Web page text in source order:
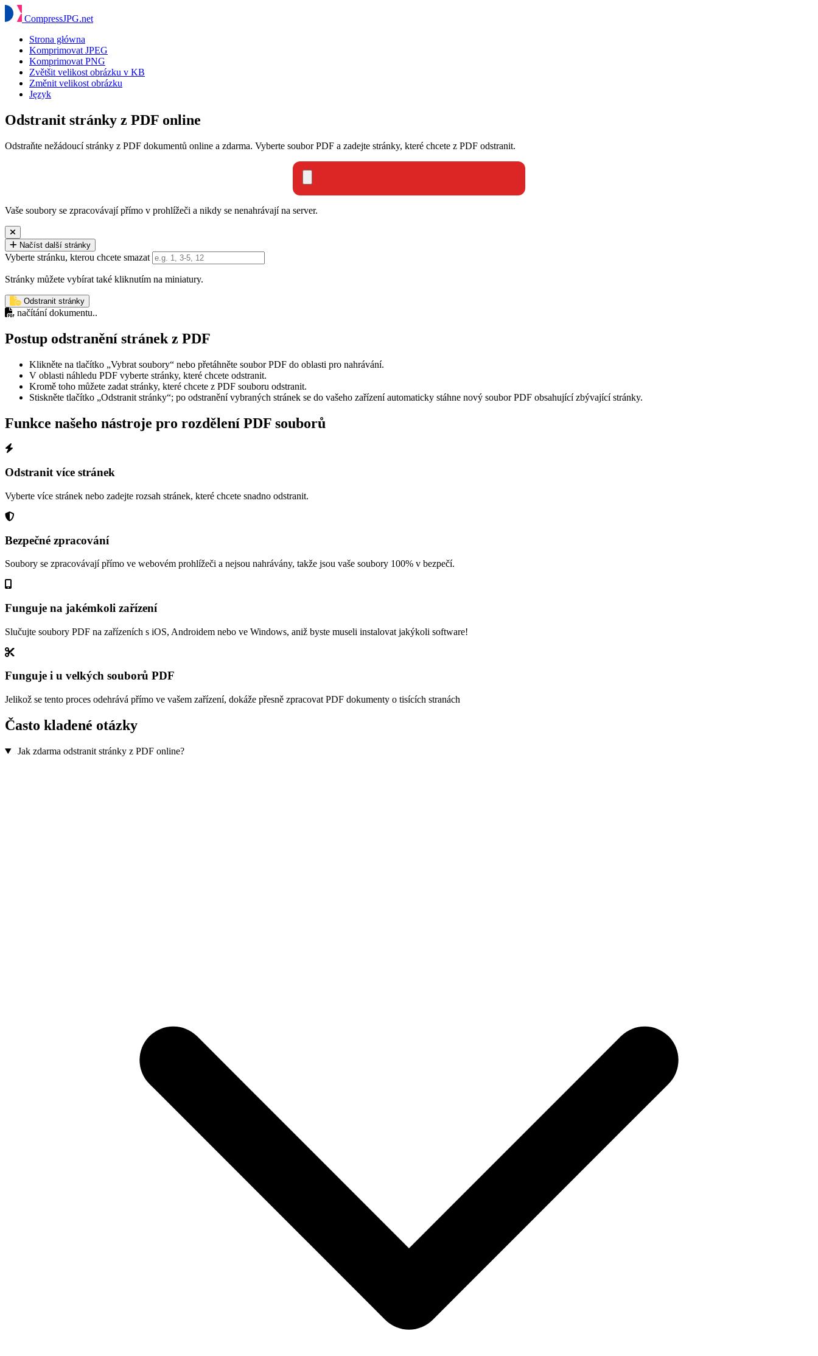
CompressJPG.net
Strona główna
Komprimovat JPEG
Komprimovat PNG
Zvětšit velikost obrázku v KB
Změnit velikost obrázku
Język
Odstranit stránky z PDF online
Odstraňte nežádoucí stránky z PDF dokumentů online a zdarma. Vyberte soubor PDF a zadejte stránky, které chcete z PDF odstranit.
Vaše soubory se zpracovávají přímo v prohlížeči a nikdy se nenahrávají na server.
Načíst další stránky
Vyberte stránku, kterou chcete smazat
Stránky můžete vybírat také kliknutím na miniatury.
Odstranit stránky
načítání dokumentu..
Postup odstranění stránek z PDF
Klikněte na tlačítko „Vybrat soubory“ nebo přetáhněte soubor PDF do oblasti pro nahrávání.
V oblasti náhledu PDF vyberte stránky, které chcete odstranit.
Kromě toho můžete zadat stránky, které chcete z PDF souboru odstranit.
Stiskněte tlačítko „Odstranit stránky“; po odstranění vybraných stránek se do vašeho zařízení automaticky stáhne nový soubor PDF obsahující zbývající stránky.
Funkce našeho nástroje pro rozdělení PDF souborů
Odstranit více stránek
Vyberte více stránek nebo zadejte rozsah stránek, které chcete snadno odstranit.
Bezpečné zpracování
Soubory se zpracovávají přímo ve webovém prohlížeči a nejsou nahrávány, takže jsou vaše soubory 100% v bezpečí.
Funguje na jakémkoli zařízení
Slučujte soubory PDF na zařízeních s iOS, Androidem nebo ve Windows, aniž byste museli instalovat jakýkoli software!
Funguje i u velkých souborů PDF
Jelikož se tento proces odehrává přímo ve vašem zařízení, dokáže přesně zpracovat PDF dokumenty o tisících stranách
Často kladené otázky
Jak zdarma odstranit stránky z PDF online?